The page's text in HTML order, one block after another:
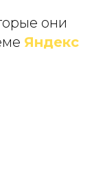
они
Яндекс